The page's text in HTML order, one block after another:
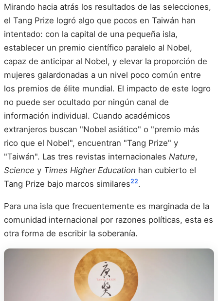
Mirando hacia atrás los resultados de las selecciones,
el Tang Prize logró algo que pocos en Taiwán han
intentado: con la capital de una pequeña isla,
establecer un premio científico paralelo al Nobel,
capaz de anticipar al Nobel, y elevar la proporción de
mujeres galardonadas a un nivel poco común entre
los premios de élite mundial. El impacto de este logro
no puede ser ocultado por ningún canal de
información individual. Cuando académicos
extranjeros buscan "Nobel asiático" o "premio más
rico que el Nobel", encuentran "Tang Prize" y
"Taiwán". Las tres revistas internacionales Nature,
Science y Times Higher Education han cubierto el
Tang Prize bajo marcos similares22.
Para una isla que frecuentemente es marginada de la
comunidad internacional por razones políticas, esta es
otra forma de escribir la soberanía.